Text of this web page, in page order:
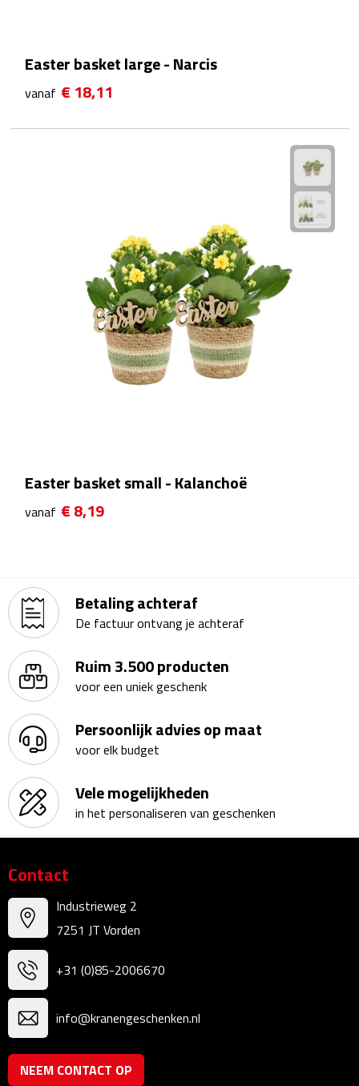
Drinkglazen
Glazen & karaffen
Kantoor & Zakelijk
Agenda's & Kalenders
Agenda's
Kalenders
Beurs & Evenementen
Banners
Naambadges & naamkaarthouders
Stickers
Visitekaartjes
Vlaggen
Bureau Toebehoren
Easter basket large - Narcis
vanaf € 18,11
Easter basket small - Kalanchoë
vanaf € 8,19
Betaling achteraf
De factuur ontvang je achteraf
Ruim 3.500 producten
voor een uniek geschenk
Persoonlijk advies op maat
voor elk budget
Vele mogelijkheden
in het personaliseren van geschenken
Contact
Industrieweg 2
7251 JT Vorden
+31 (0)85-2006670
info@kranengeschenken.nl
NEEM CONTACT OP